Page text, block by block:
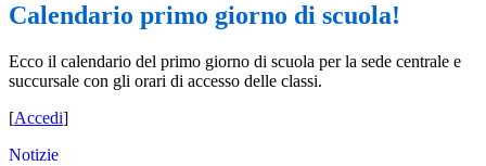
Calendario primo giorno di scuola!
Ecco il calendario del primo giorno di scuola per la sede centrale e
succursale con gli orari di accesso delle classi.
[Accedi]
Notizie